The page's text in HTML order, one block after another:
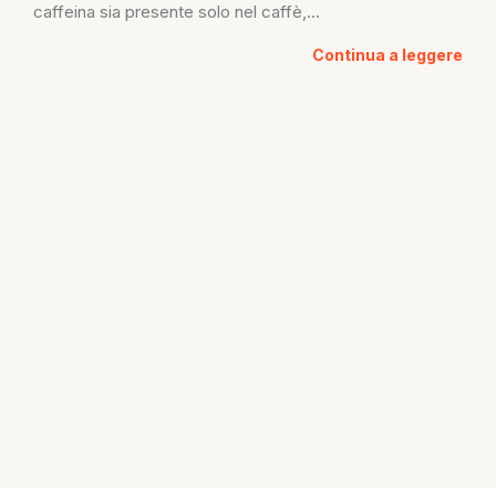
caffeina sia presente solo nel caffè,...
Continua a leggere